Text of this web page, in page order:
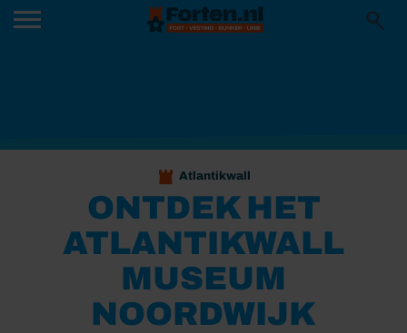
Atlantikwall
ONTDEK HET
ATLANTIKWALL
MUSEUM
NOORDWIJK